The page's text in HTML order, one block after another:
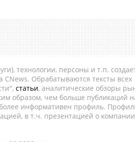
технологии, персоны и т.п.
CNews. Обрабатываются тексты всех
статьи, аналитические обзоры
образом, чем больше публикаций
информативен профиль.
в т.ч. презентацией о